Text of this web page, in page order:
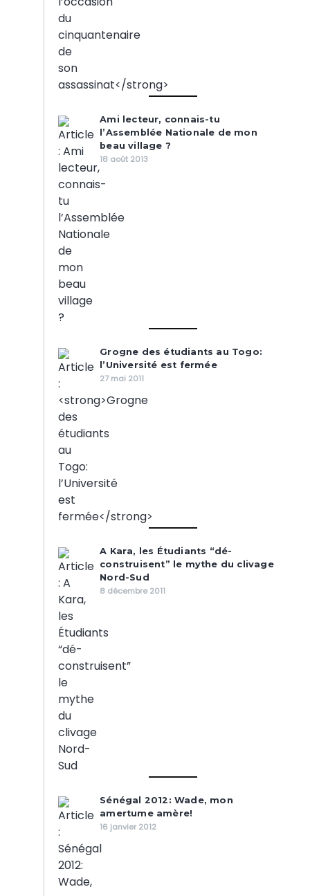
Ami lecteur, connais-tu
l’Assemblée Nationale de mon
beau village ?
18 août 2013
Grogne des étudiants au Togo:
l’Université est fermée
27 mai 2011
A Kara, les Étudiants “dé-
construisent” le mythe du clivage
Nord-Sud
8 décembre 2011
Sénégal 2012: Wade, mon
amertume amère!
16 janvier 2012